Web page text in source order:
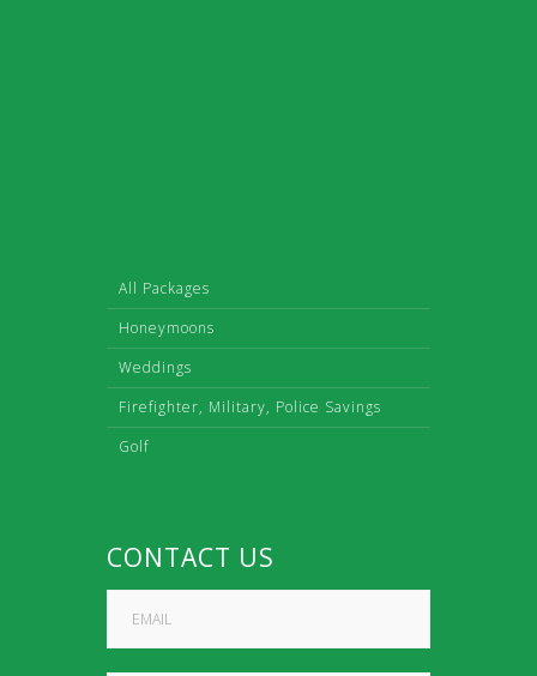
All Packages
Honeymoons
Weddings
Firefighter, Military, Police Savings
Golf
CONTACT US